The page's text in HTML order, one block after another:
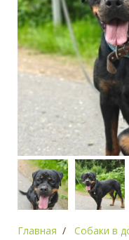
Главная Собаки в